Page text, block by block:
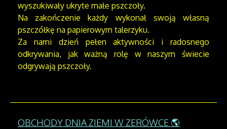
wyszukiwały ukryte małe pszczoły.
Na zakończenie każdy wykonał swoją własną
pszczółkę na papierowym talerzyku.
Za nami dzień pełen aktywności i radosnego
odkrywania, jak ważną rolę w naszym świecie
odgrywają pszczoły.
OBCHODY DNIA ZIEMI W ZERÓWCE 🌎